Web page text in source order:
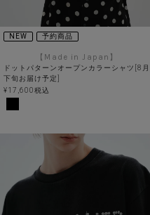
NEW 予約商品
【Made in Japan】
ドットパターンオープンカラーシャツ[8月
下旬お届け予定]
¥17,600税込